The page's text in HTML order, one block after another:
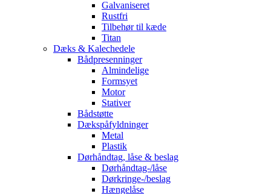
Galvaniseret
Rustfri
Tilbehør til kæde
Titan
Dæks & Kalechedele
Bådpresenninger
Almindelige
Formsyet
Motor
Stativer
Bådstøtte
Dækspåfyldninger
Metal
Plastik
Dørhåndtag, låse & beslag
Dørhåndtag-/låse
Dørkringe-/beslag
Hængelåse